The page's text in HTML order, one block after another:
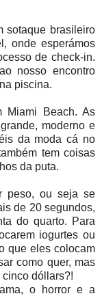
sotaque brasileiro
onde esperámos
de check-in.
nosso encontro
piscina.
Miami Beach. As
moderno e
da moda cá no
tem coisas
da puta.
peso, ou seja se
de 20 segundos,
do quarto. Para
iogurtes ou
que eles colocam
como quer, mas
dóllars?!
o horror e a